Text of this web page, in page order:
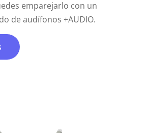
emparejarlo con un
de audífonos +AUDIO.